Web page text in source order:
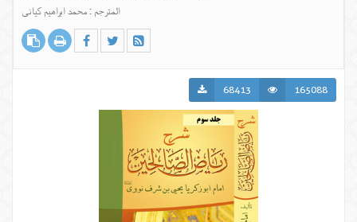
المترجم : محمد ابراهیم کیانی
68413 165088